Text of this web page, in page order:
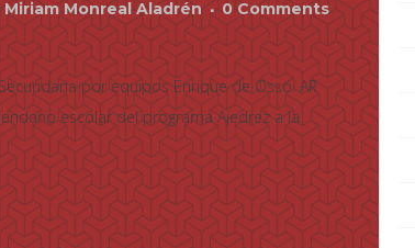
Miriam Monreal Aladrén
0 Comments
por equipos Enrique de Ossó. AR
escolar del programa Ajedrez a la